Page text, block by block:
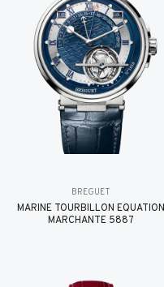
BREGUET
MARINE TOURBILLON ÉQUATION
MARCHANTE 5887